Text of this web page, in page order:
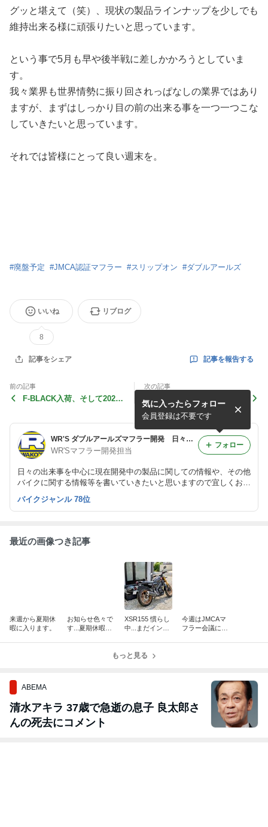
グッと堪えて（笑）、現状の製品ラインナップを少しでも
維持出来る様に頑張りたいと思っています。
という事で5月も早や後半戦に差しかかろうとしていま
す。
我々業界も世界情勢に振り回されっぱなしの業界ではあり
ますが、まずはしっかり目の前の出来る事を一つ一つこな
していきたいと思っています。
それでは皆様にとって良い週末を。
#廃盤予定 #JMCA認証マフラー #スリップオン #ダブルアールズ
いいね
8
リブログ
記事をシェア 記事を報告する
前の記事
F-BLACK入荷、そして2026-
次の記事
G.W休暇明け…いきなり暑い
ですね（笑）
WR'S ダブルアールズマフラー開発 日々の出来事。
WR'Sマフラー開発担当
日々の出来事を中心に現在開発中の製品に関しての情報や、その他
バイクに関する情報等を書いていきたいと思いますので宜しくお願
気に入ったらフォロー
会員登録は不要です
フォロー
バイクジャンル 78位
最近の画像つき記事
来週から夏期休
暇に入ります。
お知らせ色々で
す...夏期休暇決
XSR155 慣らし
中...まだインプ
今週はJMCAマ
フラー会議に参
もっと見る
ABEMA
清水アキラ 37歳で急逝の息子 良太郎さ
んの死去にコメント